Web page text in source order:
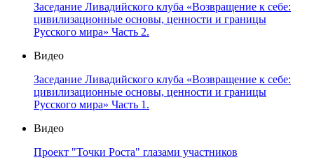
Заседание Ливадийского клуба «Возвращение к себе:
цивилизационные основы, ценности и границы
Русского мира» Часть 2.
Видео
Заседание Ливадийского клуба «Возвращение к себе:
цивилизационные основы, ценности и границы
Русского мира» Часть 1.
Видео
Проект "Точки Роста" глазами участников